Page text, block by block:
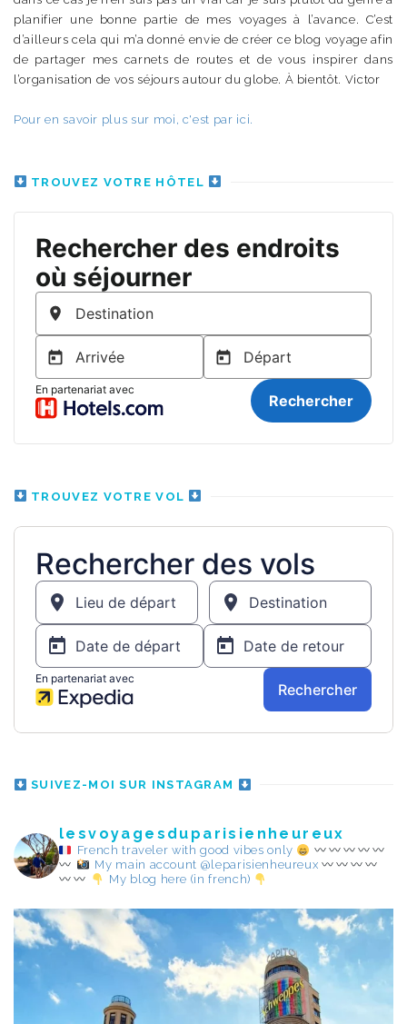
planifier une bonne partie de mes voyages à l’avance. C’est
d’ailleurs cela qui m’a donné envie de créer ce blog voyage afin
de partager mes carnets de routes et de vous inspirer dans
l’organisation de vos séjours autour du globe. À bientôt. Victor
Pour en savoir plus sur moi, c'est par ici.
TROUVEZ VOTRE HÔTEL
TROUVEZ VOTRE VOL
SUIVEZ-MOI SUR INSTAGRAM
lesvoyagesduparisienheureux
French traveler with good vibes only
My main account @leparisienheureux
My blog here (in french)